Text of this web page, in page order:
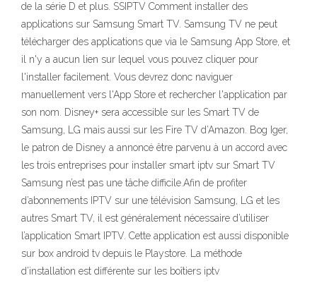
de la série D et plus. SSIPTV Comment installer des
applications sur Samsung Smart TV. Samsung TV ne peut
télécharger des applications que via le Samsung App Store, et
il n'y a aucun lien sur lequel vous pouvez cliquer pour
l'installer facilement. Vous devrez donc naviguer
manuellement vers l'App Store et rechercher l'application par
son nom. Disney+ sera accessible sur les Smart TV de
Samsung, LG mais aussi sur les Fire TV d’Amazon. Bog Iger,
le patron de Disney a annoncé être parvenu à un accord avec
les trois entreprises pour installer smart iptv sur Smart TV
Samsung n’est pas une tâche difficile.Afin de profiter
d’abonnements IPTV sur une télévision Samsung, LG et les
autres Smart TV, il est généralement nécessaire d’utiliser
l’application Smart IPTV. Cette application est aussi disponible
sur box android tv depuis le Playstore. La méthode
d’installation est différente sur les boîtiers iptv